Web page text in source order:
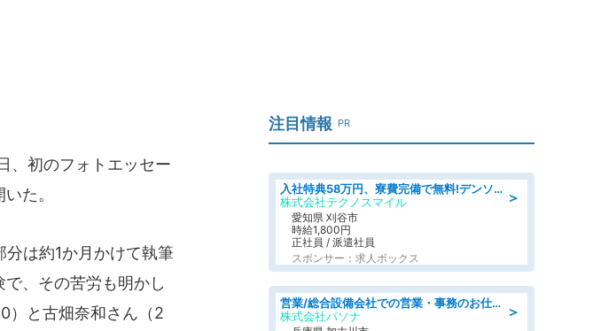
、初のフォトエッセー
た。
は約1か月かけて執筆
、その苦労も明かし
）と古畑奈和さん（2
注目情報 PR
＞
入社特典58万円、寮費完備で無料!デンソーで働こう!自動車工場で小型部品の検査業務 denso aichi
株式会社テクノスマイル
愛知県 刈谷市
時給1,800円
正社員 / 派遣社員
スポンサー：求人ボックス
＞
営業/総合設備会社での営業・事務のお仕事/即日勤務可/車通勤可/営業/営業事務
株式会社パソナ